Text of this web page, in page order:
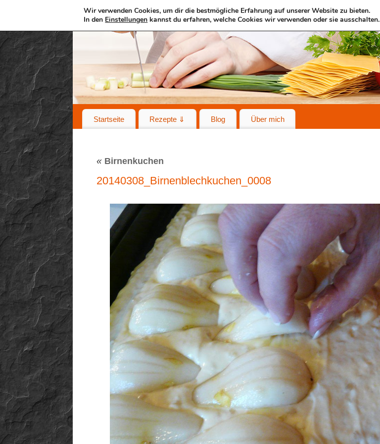
Startseite Rezepte ⇓ Blog Über mich
« Birnenkuchen
20140308_Birnenblechkuchen_0008
Wir verwenden Cookies, um dir die bestmögliche Erfahrung auf unserer Website zu bieten.
In den Einstellungen kannst du erfahren, welche Cookies wir verwenden oder sie ausschalten.